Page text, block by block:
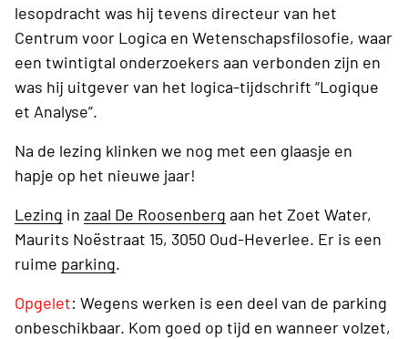
lesopdracht was hij tevens directeur van het
Centrum voor Logica en Wetenschapsfilosofie, waar
een twintigtal onderzoekers aan verbonden zijn en
was hij uitgever van het logica-tijdschrift “Logique
et Analyse”.
Na de lezing klinken we nog met een glaasje en
hapje op het nieuwe jaar!
Lezing in zaal De Roosenberg aan het Zoet Water,
Maurits Noëstraat 15, 3050 Oud-Heverlee. Er is een
ruime parking.
Opgelet: Wegens werken is een deel van de parking
onbeschikbaar. Kom goed op tijd en wanneer volzet,